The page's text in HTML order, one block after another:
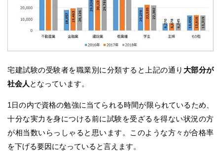
宅建試験の受験者を職業別に分類すると上記の通り 大部分が
社会人 となっています。
1日の内で資格の勉強に当てられる時間が限られているため、
十分な実力を身につける前に試験を受ざるを得ない状況の方
が相当数いらっしゃると思います。このような方々が合格率
を下げる要因になっていると言えます。